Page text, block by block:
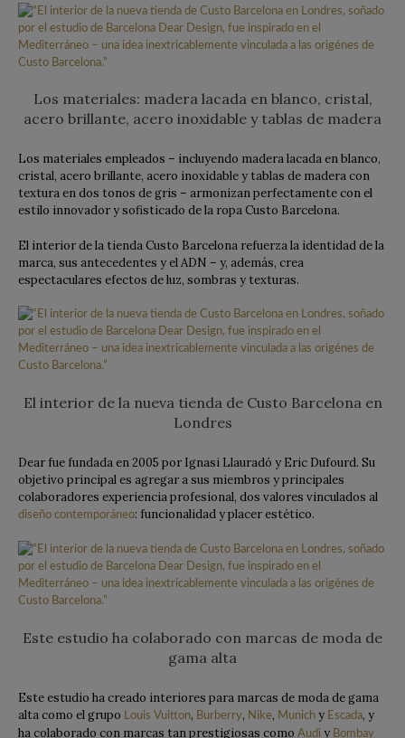
Los materiales: madera lacada en blanco, cristal,
acero brillante, acero inoxidable y tablas de madera
Los materiales empleados – incluyendo madera lacada en blanco,
cristal, acero brillante, acero inoxidable y tablas de madera con
textura en dos tonos de gris – armonizan perfectamente con el
estilo innovador y sofisticado de la ropa Custo Barcelona.
El interior de la tienda Custo Barcelona refuerza la identidad de la
marca, sus antecedentes y el ADN – y, además, crea
espectaculares efectos de luz, sombras y texturas.
El interior de la nueva tienda de Custo Barcelona en
Londres
Dear fue fundada en 2005 por Ignasi Llauradó y Eric Dufourd. Su
objetivo principal es agregar a sus miembros y principales
colaboradores experiencia profesional, dos valores vinculados al
diseño contemporáneo: funcionalidad y placer estético.
Este estudio ha colaborado con marcas de moda de
gama alta
Este estudio ha creado interiores para marcas de moda de gama
alta como el grupo
Louis Vuitton, Burberry, Nike, Munich y Escada, y
ha colaborado con marcas tan prestigiosas como Audi y Bombay